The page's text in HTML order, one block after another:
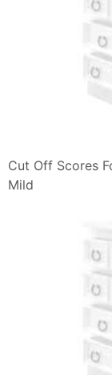
Cut Off Scores
Mild